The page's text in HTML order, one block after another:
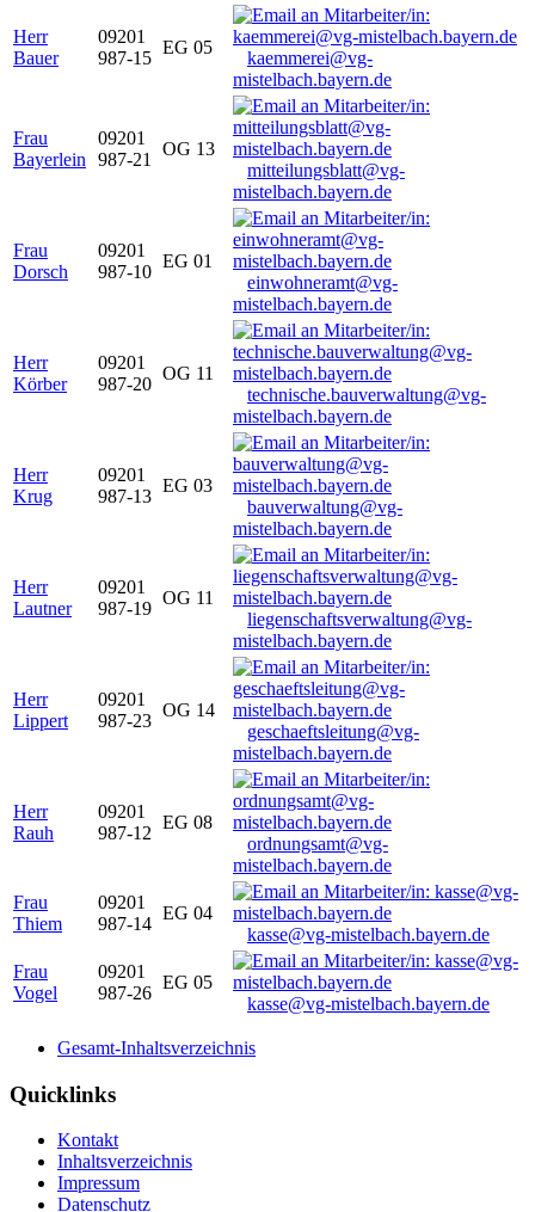
Herr
Bauer
09201
987-15
EG 05
kaemmerei@vg-
mistelbach.bayern.de
Frau
Bayerlein
09201
987-21
OG 13
mitteilungsblatt@vg-
mistelbach.bayern.de
Frau
Dorsch
09201
987-10
EG 01
einwohneramt@vg-
mistelbach.bayern.de
Herr
Körber
09201
987-20
OG 11
technische.bauverwaltung@vg-
mistelbach.bayern.de
Herr
Krug
09201
987-13
EG 03
bauverwaltung@vg-
mistelbach.bayern.de
Herr
Lautner
09201
987-19
OG 11
liegenschaftsverwaltung@vg-
mistelbach.bayern.de
Herr
Lippert
09201
987-23
OG 14
geschaeftsleitung@vg-
mistelbach.bayern.de
Herr
Rauh
09201
987-12
EG 08
ordnungsamt@vg-
mistelbach.bayern.de
Frau
Thiem
09201
987-14
EG 04
kasse@vg-mistelbach.bayern.de
Frau
Vogel
09201
987-26
EG 05
kasse@vg-mistelbach.bayern.de
Gesamt-Inhaltsverzeichnis
Quicklinks
Kontakt
Inhaltsverzeichnis
Impressum
Datenschutz